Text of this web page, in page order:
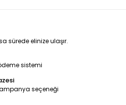
sürede elinize ulaşır.
sistemi
seçeneği